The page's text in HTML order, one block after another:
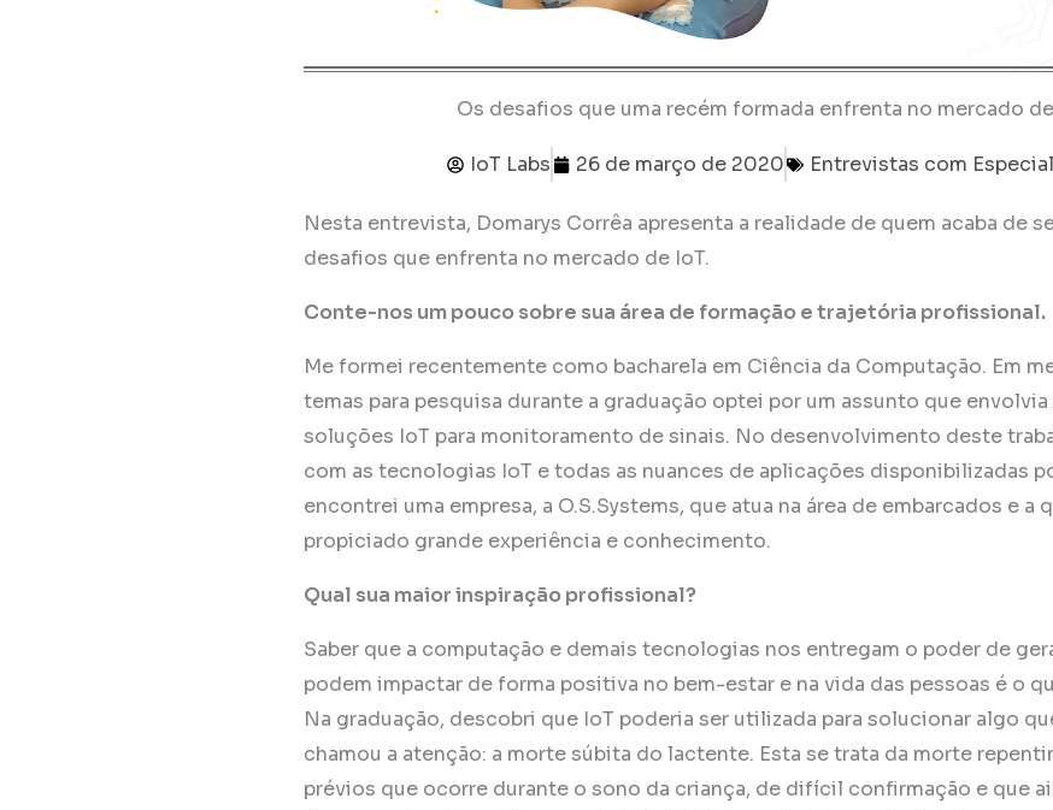
Os desafios que uma recém formada enfrenta no mercado
IoT Labs 26 de março de 2020 Entrevistas com
Nesta entrevista, Domarys Corrêa apresenta a realidade de quem acaba de
desafios que enfrenta no mercado de IoT.
Conte-nos um pouco sobre sua área de formação e trajetória profissional.
Me formei recentemente como bacharela em Ciência da Computação. Em
temas para pesquisa durante a graduação optei por um assunto que
soluções IoT para monitoramento de sinais. No desenvolvimento deste
com as tecnologias IoT e todas as nuances de aplicações disponibilizadas
encontrei uma empresa, a O.S.Systems, que atua na área de embarcados e a
propiciado grande experiência e conhecimento.
Qual sua maior inspiração profissional?
Saber que a computação e demais tecnologias nos entregam o poder de
podem impactar de forma positiva no bem-estar e na vida das pessoas é o
Na graduação, descobri que IoT poderia ser utilizada para solucionar algo
chamou a atenção: a morte súbita do lactente. Esta se trata da morte
prévios que ocorre durante o sono da criança, de difícil confirmação e que